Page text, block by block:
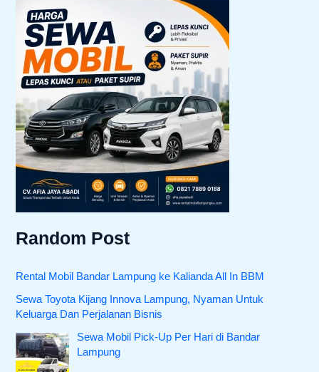
Random Post
Rental Mobil Bandar Lampung ke Kalianda All In BBM
Sewa Toyota Kijang Innova Lampung, Nyaman Untuk
Keluarga Dan Perjalanan Bisnis
Sewa Mobil Pick-Up Per Hari di Bandar
Lampung